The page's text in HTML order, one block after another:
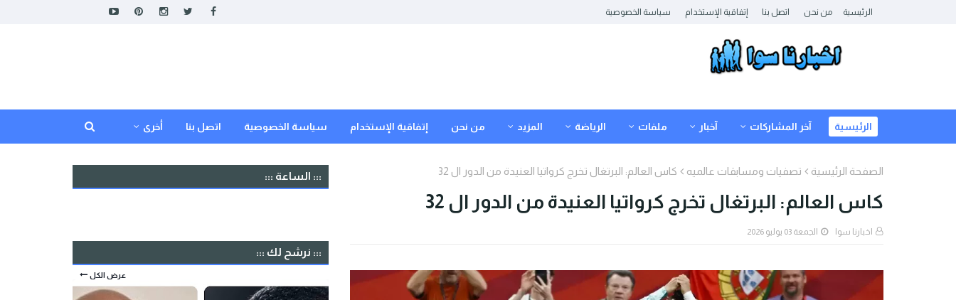
الرئيسية من نحن اتصل بنا إتفاقية الإستخدام سياسة الخصوصية
الرئيسية آخر المشاركات آخبار ملفات الرياضة المزيد من نحن إتفاقية الإستخدام سياسة الخصوصية اتصل بنا أخرى
الصفحة الرئيسية تصفيات ومسابقات عالميه كاس العالم: البرتغال تخرج كرواتيا العنيدة من الدور ال 32
كاس العالم: البرتغال تخرج كرواتيا العنيدة من الدور ال 32
اخبارنا سوا الجمعة 03 يوليو 2026
::: الساعة :::
::: نرشح لك :::
عرض الكل